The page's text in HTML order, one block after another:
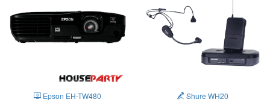
Epson EH-TW480 Shure WH20